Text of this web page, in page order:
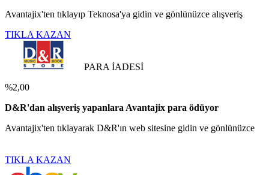
Avantajix'ten tıklayıp Teknosa'ya gidin ve gönlünüzce alışveriş
TIKLA KAZAN
PARA İADESİ
%2,00
D&R'dan alışveriş yapanlara Avantajix para ödüyor
Avantajix'ten tıklayarak D&R'ın web sitesine gidin ve gönlünüzce
TIKLA KAZAN